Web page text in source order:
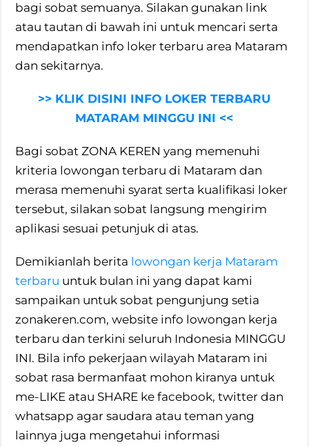
bagi sobat semuanya. Silakan gunakan link
atau tautan di bawah ini untuk mencari serta
mendapatkan info loker terbaru area Mataram
dan sekitarnya.
>> KLIK DISINI INFO LOKER TERBARU
MATARAM MINGGU INI <<
Bagi sobat ZONA KEREN yang memenuhi
kriteria lowongan terbaru di Mataram dan
merasa memenuhi syarat serta kualifikasi loker
tersebut, silakan sobat langsung mengirim
aplikasi sesuai petunjuk di atas.
Demikianlah berita lowongan kerja Mataram
terbaru untuk bulan ini yang dapat kami
sampaikan untuk sobat pengunjung setia
zonakeren.com, website info lowongan kerja
terbaru dan terkini seluruh Indonesia MINGGU
INI. Bila info pekerjaan wilayah Mataram ini
sobat rasa bermanfaat mohon kiranya untuk
me-LIKE atau SHARE ke facebook, twitter dan
whatsapp agar saudara atau teman yang
lainnya juga mengetahui informasi